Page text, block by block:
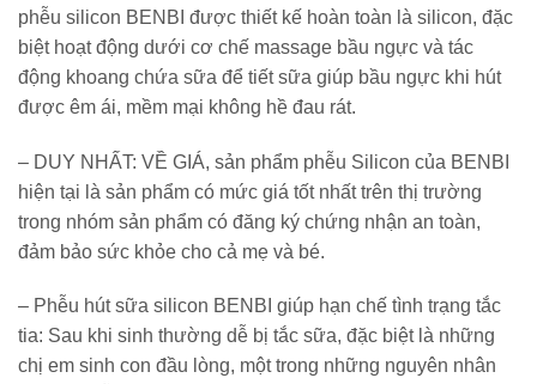
phễu silicon BENBI được thiết kế hoàn toàn là silicon, đặc
biệt hoạt động dưới cơ chế massage bầu ngực và tác
động khoang chứa sữa để tiết sữa giúp bầu ngực khi hút
được êm ái, mềm mại không hề đau rát.
– DUY NHẤT: VỀ GIÁ, sản phẩm phễu Silicon của BENBI
hiện tại là sản phẩm có mức giá tốt nhất trên thị trường
trong nhóm sản phẩm có đăng ký chứng nhận an toàn,
đảm bảo sức khỏe cho cả mẹ và bé.
– Phễu hút sữa silicon BENBI giúp hạn chế tình trạng tắc
tia: Sau khi sinh thường dễ bị tắc sữa, đặc biệt là những
chị em sinh con đầu lòng, một trong những nguyên nhân